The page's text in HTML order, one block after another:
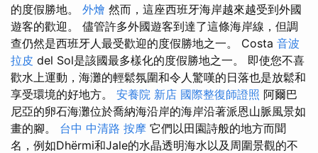
的度假勝地。 外燴 然而，這座西班牙海岸越來越受到外國
遊客的歡迎。 儘管許多外國遊客到達了這條海岸線，但調
查仍然是西班牙人最受歡迎的度假勝地之一。 Costa 音波
拉皮 del Sol是該國最多樣化的度假勝地之一。 即使您不喜
歡水上運動，海灘的輕鬆氛圍和令人驚嘆的日落也是放鬆和
享受環境的好地方。 安養院 新店 國際整復師證照 阿爾巴
尼亞的卵石海灘位於喬納海沿岸的海岸沿著派恩山脈風景如
畫的腳。 台中 中清路 按摩 它們以田園詩般的地方而聞
名，例如Dhërmi和Jale的水晶透明海水以及周圍景觀的不